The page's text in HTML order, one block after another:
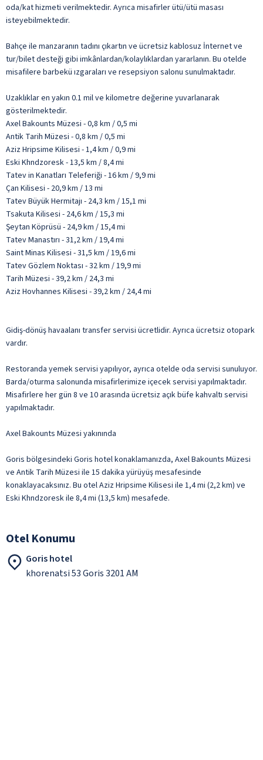
oda/kat hizmeti verilmektedir. Ayrıca misafirler ütü/ütü masası
isteyebilmektedir.
Bahçe ile manzaranın tadını çıkartın ve ücretsiz kablosuz İnternet ve
tur/bilet desteği gibi imkânlardan/kolaylıklardan yararlanın. Bu otelde
misafilere barbekü ızgaraları ve resepsiyon salonu sunulmaktadır.
Uzaklıklar en yakın 0.1 mil ve kilometre değerine yuvarlanarak
gösterilmektedir.
Axel Bakounts Müzesi - 0,8 km / 0,5 mi
Antik Tarih Müzesi - 0,8 km / 0,5 mi
Aziz Hripsime Kilisesi - 1,4 km / 0,9 mi
Eski Khndzoresk - 13,5 km / 8,4 mi
Tatev in Kanatları Teleferiği - 16 km / 9,9 mi
Çan Kilisesi - 20,9 km / 13 mi
Tatev Büyük Hermitajı - 24,3 km / 15,1 mi
Tsakuta Kilisesi - 24,6 km / 15,3 mi
Şeytan Köprüsü - 24,9 km / 15,4 mi
Tatev Manastırı - 31,2 km / 19,4 mi
Saint Minas Kilisesi - 31,5 km / 19,6 mi
Tatev Gözlem Noktası - 32 km / 19,9 mi
Tarih Müzesi - 39,2 km / 24,3 mi
Aziz Hovhannes Kilisesi - 39,2 km / 24,4 mi
Gidiş-dönüş havaalanı transfer servisi ücretlidir. Ayrıca ücretsiz otopark
vardır.
Restoranda yemek servisi yapılıyor, ayrıca otelde oda servisi sunuluyor.
Barda/oturma salonunda misafirlerimize içecek servisi yapılmaktadır.
Misafirlere her gün 8 ve 10 arasında ücretsiz açık büfe kahvaltı servisi
yapılmaktadır.
Axel Bakounts Müzesi yakınında
Goris bölgesindeki Goris hotel konaklamanızda, Axel Bakounts Müzesi
ve Antik Tarih Müzesi ile 15 dakika yürüyüş mesafesinde
konaklayacaksınız. Bu otel Aziz Hripsime Kilisesi ile 1,4 mi (2,2 km) ve
Eski Khndzoresk ile 8,4 mi (13,5 km) mesafede.
Otel Konumu
Goris hotel
khorenatsi 53 Goris 3201 AM